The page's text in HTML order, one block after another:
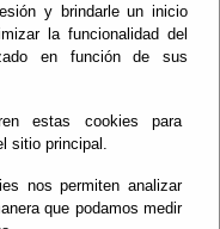
y brindarle un inicio
la funcionalidad del
en función de sus
estas cookies para
sitio principal.
nos permiten analizar
que podamos medir